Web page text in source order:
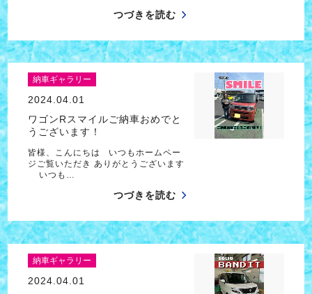
つづきを読む
納車ギャラリー
2024.04.01
ワゴンRスマイルご納車おめでと
うございます！
皆様、こんにちは いつもホームペー
ジご覧いただき ありがとうございます
いつも…
つづきを読む
納車ギャラリー
2024.04.01